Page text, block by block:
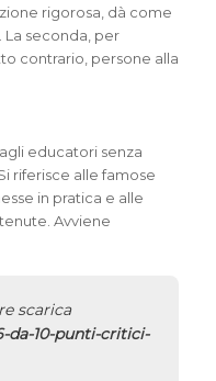
rigorosa, dà come
La seconda, per
contrario, persone alla
educatori senza
riferisce alle famose
in pratica e alle
Avviene
scarica
da-10-punti-critici-